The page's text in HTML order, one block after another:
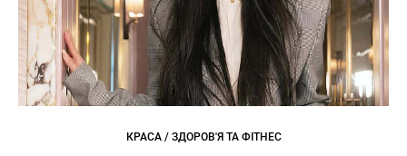
КРАСА / ЗДОРОВ'Я ТА ФІТНЕС